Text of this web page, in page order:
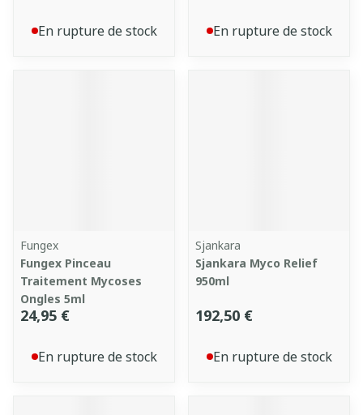
En rupture de stock En rupture de stock
Fungex
Fungex Pinceau
Traitement Mycoses
Ongles 5ml
24,95 €
En rupture de stock
Sjankara
Sjankara Myco Relief
950ml
192,50 €
En rupture de stock